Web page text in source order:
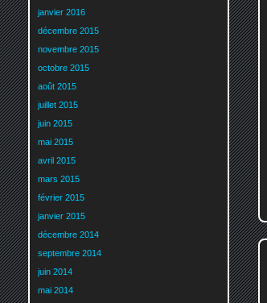
janvier 2016
décembre 2015
novembre 2015
octobre 2015
août 2015
juillet 2015
juin 2015
mai 2015
avril 2015
mars 2015
février 2015
janvier 2015
décembre 2014
septembre 2014
juin 2014
mai 2014